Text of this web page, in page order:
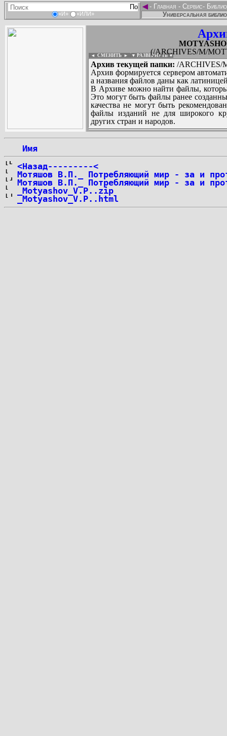
«И» «ИЛИ»
◄- Главная - Сервис-
Универсальная
(/ARCHIVES/M/
◄ СМЕНИТЬ ► ▼ РАЗВЕРНУТЬ ▼
Архив текущей папки: /ARCHIVES/
Архив формируется сервером
а названия файлов даны как
В Архиве можно найти файлы,
Это могут быть файлы ранее
качества не могут быть
файлы изданий не для широкого
других стран и народов.
Имя
<Назад---------<
Мотяшов В.П._ Потребляющий мир - за и
Мотяшов В.П._ Потребляющий мир - за и
_Motyashov_V.P..zip
_Motyashov_V.P..html